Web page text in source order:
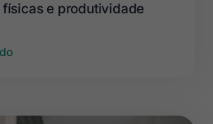
e produtividade